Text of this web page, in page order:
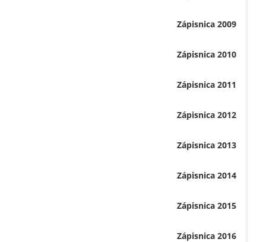
Zápisnica 2009
Zápisnica 2010
Zápisnica 2011
Zápisnica 2012
Zápisnica 2013
Zápisnica 2014
Zápisnica 2015
Zápisnica 2016